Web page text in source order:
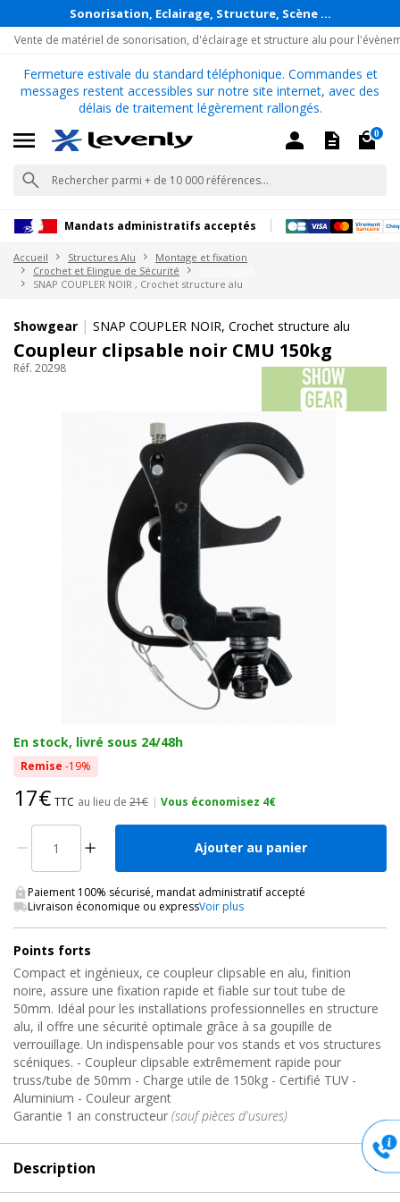
Sonorisation, Eclairage, Structure, Scène ...
Vente de matériel de sonorisation, d'éclairage et structure alu pour
Fermeture estivale du standard téléphonique. Commandes et
messages restent accessibles sur notre site internet, avec des
délais de traitement légèrement rallongés.
0
Mandats administratifs acceptés
Accueil Structures Alu
Montage et fixation
Crochet et Elingue de Sécurité
SNAP COUPLER NOIR , Crochet structure alu
Showgear | SNAP COUPLER NOIR, Crochet structure alu
Coupleur clipsable noir CMU 150kg
Réf. 20298
En stock, livré sous 24/48h
Remise -19%
17€ TTC au lieu de 21€ | Vous économisez 4€
Ajouter au panier
Paiement 100% sécurisé, mandat administratif accepté
Livraison économique ou expressVoir plus
Points forts
Compact et ingénieux, ce coupleur clipsable en alu, finition
noire, assure une fixation rapide et fiable sur tout tube de
50mm. Idéal pour les installations professionnelles en structure
alu, il offre une sécurité optimale grâce à sa goupille de
verrouillage. Un indispensable pour vos stands et vos structures
scéniques. - Coupleur clipsable extrêmement rapide pour
truss/tube de 50mm - Charge utile de 150kg - Certifié TUV -
Aluminium - Couleur argent
Garantie 1 an constructeur (sauf pièces d'usures)
Description